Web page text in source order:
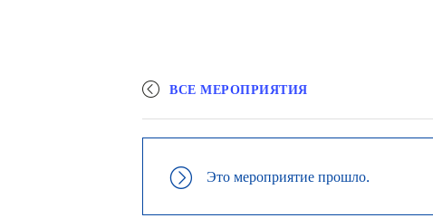
ВСЕ МЕРОПРИЯТИЯ
Это мероприятие прошло.